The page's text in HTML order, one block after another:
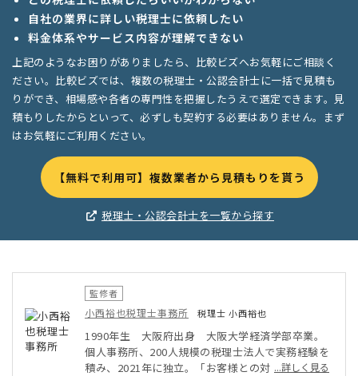
自社の業界に詳しい税理士に依頼したい
料金体系やサービス内容が理解できない
上記のようなお困りがありましたら、比較ビズへお気軽にご相談く
ださい。比較ビズでは、複数の税理士・公認会計士に一括で見積も
りができ、相場感や各者の専門性を把握したうえで選定できます。見
積もりしたからといって、必ずしも契約する必要はありません。まず
はお気軽にご利用ください。
【無料で利用可】複数業者から見積もりを貰う
税理士・公認会計士を一覧から探す
監修者
小西裕也税理士事務所 税理士 小西裕也
1990年生 大阪府出身 大阪大学経済学部卒業。
個人事務所、200人規模の税理士法人で実務経験を
積み、2021年に独立。「お客様との対話を大事に
...詳しく見る